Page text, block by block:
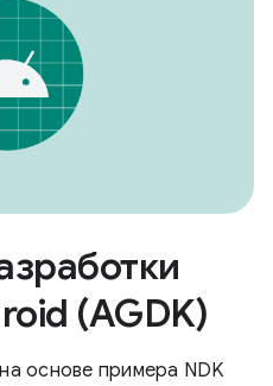
(AGDK)
основе примера NDK